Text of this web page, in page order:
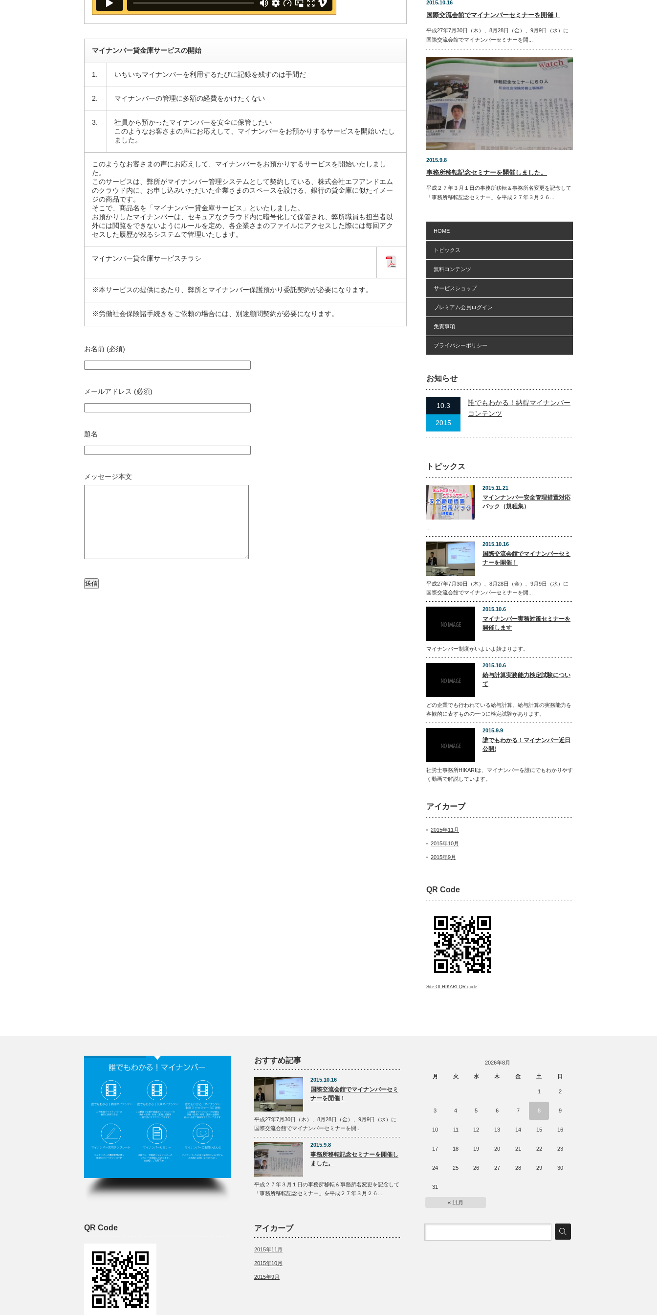
マイナンバー貸金庫サービスの開始
1. いちいちマイナンバーを利用するたびに記録を残すのは手間だ
2. マイナンバーの管理に多額の経費をかけたくない
3.
社員から預かったマイナンバーを安全に保管したい
このようなお客さまの声にお応えして、マイナンバーをお預かりするサービスを開始いたし
ました。
このようなお客さまの声にお応えして、マイナンバーをお預かりするサービスを開始いたしまし
た。
このサービスは、弊所がマイナンバー管理システムとして契約している、株式会社エフアンドエム
のクラウド内に、お申し込みいただいた企業さまのスペースを設ける、銀行の貸金庫に似たイメー
ジの商品です。
そこで、商品名を「マイナンバー貸金庫サービス」といたしました。
お預かりしたマイナンバーは、セキュアなクラウド内に暗号化して保管され、弊所職員も担当者以
外には閲覧をできないようにルールを定め、各企業さまのファイルにアクセスした際には毎回アク
セスした履歴が残るシステムで管理いたします。
マイナンバー貸金庫サービスチラシ
※本サービスの提供にあたり、弊所とマイナンバー保護預かり委託契約が必要になります。
※労働社会保険諸手続きをご依頼の場合には、別途顧問契約が必要になります。
お名前 (必須)
メールアドレス (必須)
題名
メッセージ本文
2015.10.16
国際交流会館でマイナンバーセミナーを開催！
平成27年7月30日（木）、8月28日（金）、9月9日（水）に
国際交流会館でマイナンバーセミナーを開...
2015.9.8
事務所移転記念セミナーを開催しました。
平成２７年３月１日の事務所移転＆事務所名変更を記念して
「事務所移転記念セミナー」を平成２７年３月２６...
HOME
トピックス
無料コンテンツ
サービスショップ
プレミアム会員ログイン
免責事項
プライバシーポリシー
お知らせ
10.3
2015
誰でもわかる！納得マイナンバー
コンテンツ
トピックス
2015.11.21
マインナンバー安全管理措置対応
パック（規程集）
2015.10.16
国際交流会館でマイナンバーセミ
ナーを開催！
平成27年7月30日（木）、8月28日（金）、9月9日（水）に
国際交流会館でマイナンバーセミナーを開...
2015.10.6
マイナンバー実務対策セミナーを
開催します
マイナンバー制度がいよいよ始まります。
2015.10.6
給与計算実務能力検定試験につい
て
どの企業でも行われている給与計算。給与計算の実務能力を
客観的に表すものの一つに検定試験があります。
2015.9.9
誰でもわかる！マイナンバー近日
公開!
社労士事務所HIKARIは、マイナンバーを誰にでもわかりやす
く動画で解説しています。
アイカーブ
2015年11月
2015年10月
2015年9月
QR Code
Site Of HIKARI QR code
おすすめ記事
2015.10.16
国際交流会館でマイナンバーセミ
ナーを開催！
平成27年7月30日（木）、8月28日（金）、9月9日（水）に
国際交流会館でマイナンバーセミナーを開...
2015.9.8
事務所移転記念セミナーを開催し
ました。
平成２７年３月１日の事務所移転＆事務所名変更を記念して
「事務所移転記念セミナー」を平成２７年３月２６...
2026年8月
月 火 水 木 金 土 日
« 11月
1 2
3 4 5 6 7 8 9
10 11 12 13 14 15 16
17 18 19 20 21 22 23
24 25 26 27 28 29 30
31
QR Code アイカーブ
2015年11月
2015年10月
2015年9月